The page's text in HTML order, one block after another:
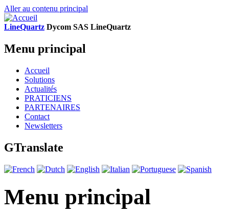
Aller au contenu principal
LineQuartz Dycom SAS LineQuartz
Menu principal
Accueil
Solutions
Actualités
PRATICIENS
PARTENAIRES
Contact
Newsletters
GTranslate
Menu principal